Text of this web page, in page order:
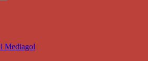
Mediagol